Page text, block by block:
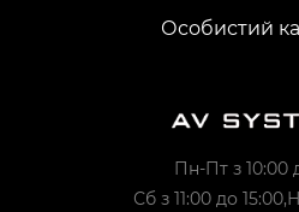
Особистий
Пн-Пт з 10:00
Сб з 11:00 до